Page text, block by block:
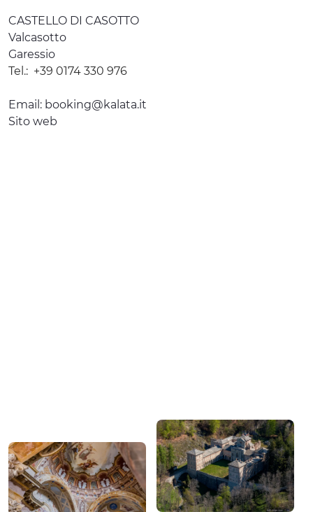
CASTELLO DI CASOTTO
Valcasotto
Garessio
Tel.: +39 0174 330 976
Email: booking@kalata.it
Sito web